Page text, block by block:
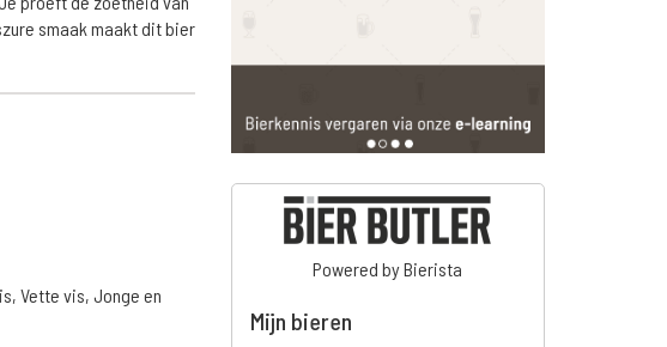
smaak maakt dit bier
Vette vis, Jonge en
Powered by Bierista
Mijn bieren